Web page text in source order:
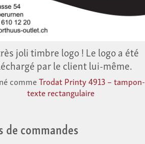
joli timbre logo ! Le logo a été
par le client lui-même.
commeTrodat Printy 4913 – tampon-
texte rectangulaire
de commandes